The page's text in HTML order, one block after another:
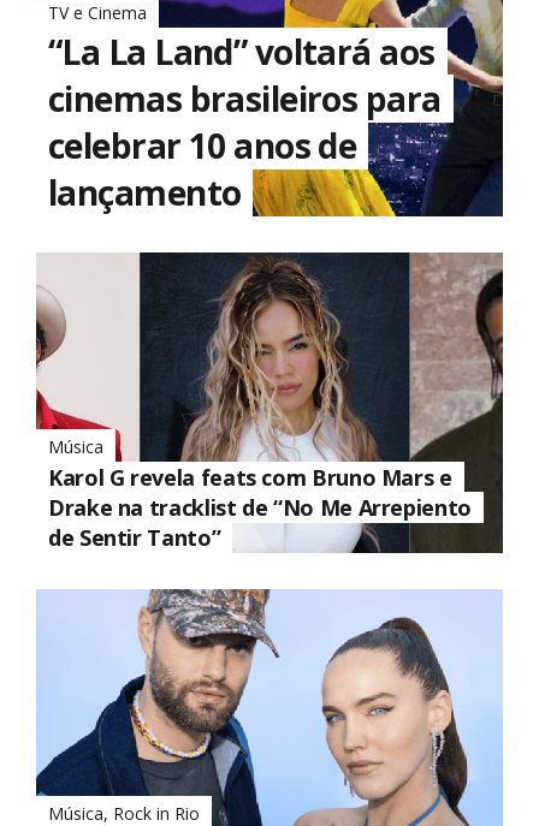
TV e Cinema
“La La Land” voltará aos
cinemas brasileiros para
celebrar 10 anos de
lançamento
Música
Karol G revela feats com Bruno Mars e
Drake na tracklist de “No Me Arrepiento
de Sentir Tanto”
Música, Rock in Rio